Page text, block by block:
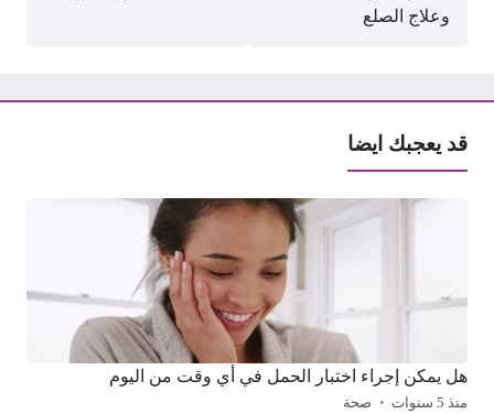
وعلاج الصلع
قد يعجبك ايضا
هل يمكن إجراء اختبار الحمل في أي وقت من اليوم
منذ 5 سنوات صحة